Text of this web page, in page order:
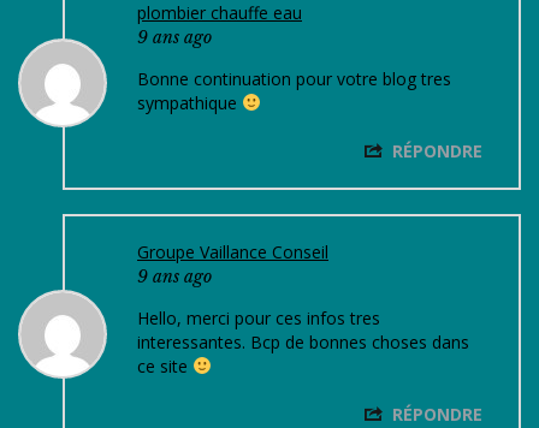
plombier chauffe eau
9 ans ago
Bonne continuation pour votre blog tres
sympathique
RÉPONDRE
Groupe Vaillance Conseil
9 ans ago
Hello, merci pour ces infos tres
interessantes. Bcp de bonnes choses dans
ce site
RÉPONDRE